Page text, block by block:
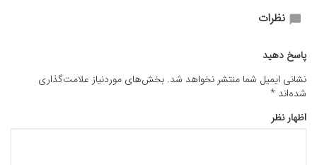
نظرات
پاسخ دهید
نشانی ایمیل شما منتشر نخواهد شد. بخش‌های موردنیاز علامت‌گذاری
شده‌اند *
اظهار نظر